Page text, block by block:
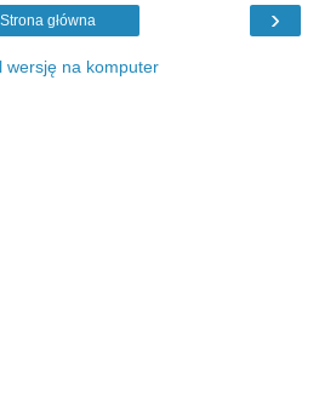
›
Strona główna
wersję na komputer